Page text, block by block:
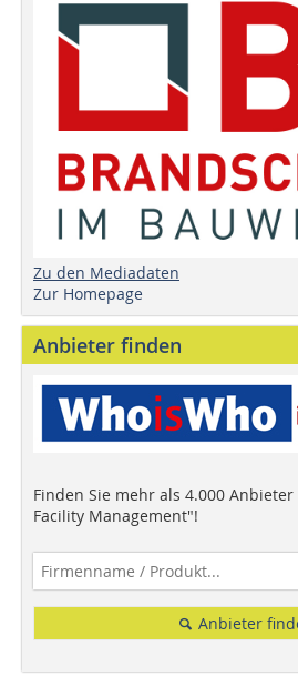
Zu den Mediadaten
Zur Homepage
Anbieter finden
Finden Sie mehr als 4.000
Facility Management"!
Anbieter